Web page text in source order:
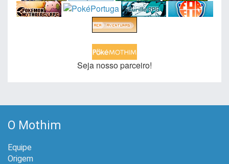
Seja nosso parceiro!
O Mothim
Equipe
Origem